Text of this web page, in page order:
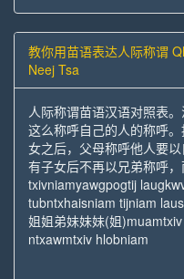
教你用苗语表达人际称谓
Neej Tsa
人际称谓苗语汉语对照表
这么称呼自己的人的称呼
女之后，父母称呼他人要
有子女后不再以兄弟称呼，
txivniamyawgpogtij
tubntxhaisniam tijniam
姐姐弟妹妹妹(姐
ntxawmtxiv hlobniam